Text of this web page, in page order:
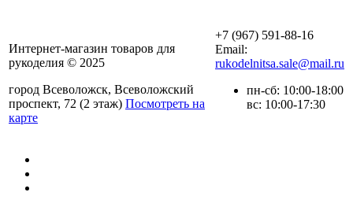
Интернет-магазин товаров для
рукоделия © 2025
город Всеволожск, Всеволожский
проспект, 72 (2 этаж) Посмотреть на
карте
+7 (967) 591-88-16
Email:
rukodelnitsa.sale@mail.ru
пн-сб: 10:00-18:00
вс: 10:00-17:30